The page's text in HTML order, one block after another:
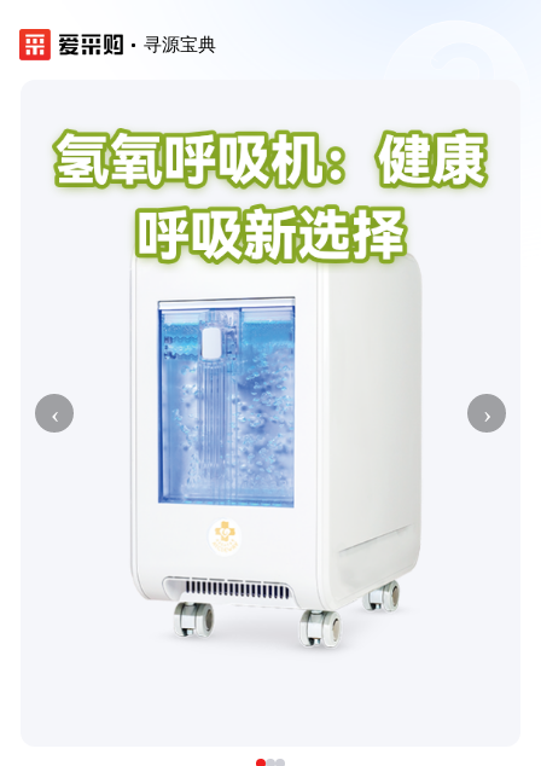
寻源宝典
‹ ›